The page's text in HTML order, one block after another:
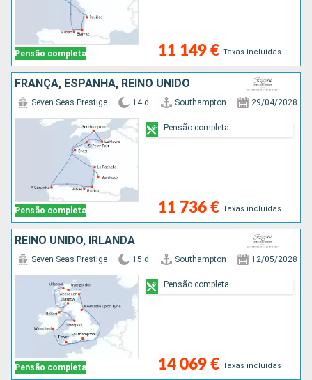
Pensão completa 11 149 € Taxas incluídas
FRANÇA, ESPANHA, REINO UNIDO
Pensão completa
Seven Seas Prestige 14 d Southampton 29/04/2028
11 736 € Taxas incluídas
Pensão completa
REINO UNIDO, IRLANDA
Pensão completa
Seven Seas Prestige 15 d Southampton 12/05/2028
14 069 € Taxas incluídas
Pensão completa